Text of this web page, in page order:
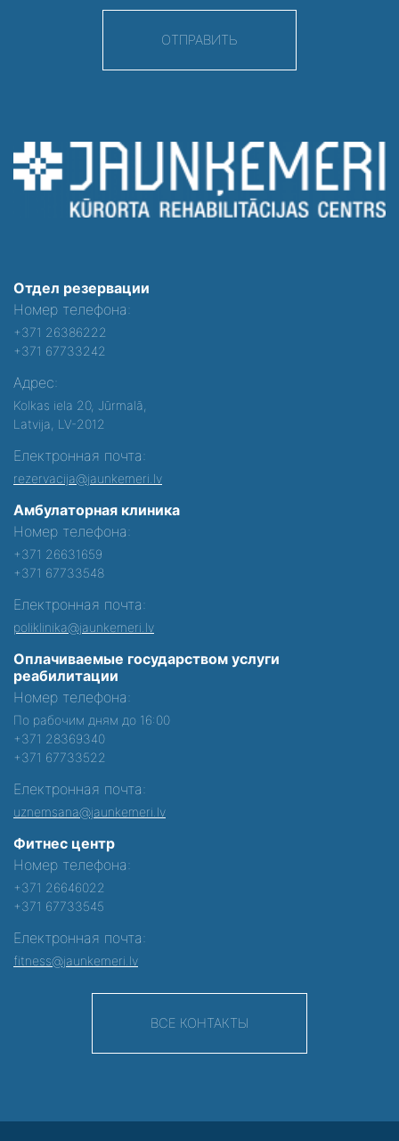
ОТПРАВИТЬ
Отдел резервации
Номер телефона:
+371 26386222
+371 67733242
Адрес:
Kolkas iela 20, Jūrmalā,
Latvija, LV-2012
Електронная почта:
rezervacija@jaunkemeri.lv
Амбулаторная клиника
Номер телефона:
+371 26631659
+371 67733548
Електронная почта:
poliklinika@jaunkemeri.lv
Оплачиваемые государством услуги
реабилитации
Номер телефона:
По рабочим дням до 16:00
+371 28369340
+371 67733522
Електронная почта:
uznemsana@jaunkemeri.lv
Фитнес центр
Номер телефона:
+371 26646022
+371 67733545
Електронная почта:
fitness@jaunkemeri.lv
ВСЕ КОНТАКТЫ